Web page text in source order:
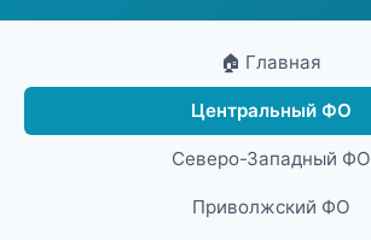
🏠 Главная
Центральный ФО
Северо-Западный ФО
Приволжский ФО